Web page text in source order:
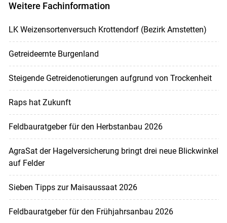
Weitere Fachinformation
LK Weizensortenversuch Krottendorf (Bezirk Amstetten)
Getreideernte Burgenland
Steigende Getreidenotierungen aufgrund von Trockenheit
Raps hat Zukunft
Feldbauratgeber für den Herbstanbau 2026
AgraSat der Hagelversicherung bringt drei neue Blickwinkel
auf Felder
Sieben Tipps zur Maisaussaat 2026
Feldbauratgeber für den Frühjahrsanbau 2026